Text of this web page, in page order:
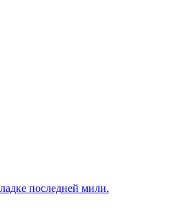
последней мили.